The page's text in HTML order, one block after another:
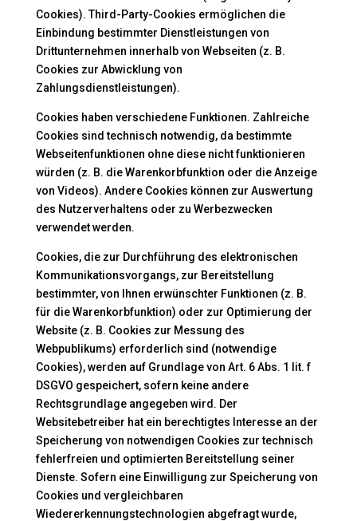
Cookies). Third-Party-Cookies ermöglichen die
Einbindung bestimmter Dienstleistungen von
Drittunternehmen innerhalb von Webseiten (z. B.
Cookies zur Abwicklung von
Zahlungsdienstleistungen).
Cookies haben verschiedene Funktionen. Zahlreiche
Cookies sind technisch notwendig, da bestimmte
Webseitenfunktionen ohne diese nicht funktionieren
würden (z. B. die Warenkorbfunktion oder die Anzeige
von Videos). Andere Cookies können zur Auswertung
des Nutzerverhaltens oder zu Werbezwecken
verwendet werden.
Cookies, die zur Durchführung des elektronischen
Kommunikationsvorgangs, zur Bereitstellung
bestimmter, von Ihnen erwünschter Funktionen (z. B.
für die Warenkorbfunktion) oder zur Optimierung der
Website (z. B. Cookies zur Messung des
Webpublikums) erforderlich sind (notwendige
Cookies), werden auf Grundlage von Art. 6 Abs. 1 lit. f
DSGVO gespeichert, sofern keine andere
Rechtsgrundlage angegeben wird. Der
Websitebetreiber hat ein berechtigtes Interesse an der
Speicherung von notwendigen Cookies zur technisch
fehlerfreien und optimierten Bereitstellung seiner
Dienste. Sofern eine Einwilligung zur Speicherung von
Cookies und vergleichbaren
Wiedererkennungstechnologien abgefragt wurde,